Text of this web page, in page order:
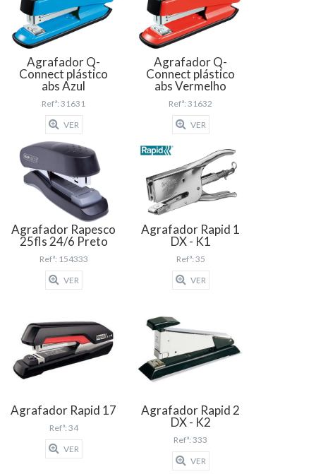
Agrafador Q-
Connect plástico
abs Azul
Refª: 31631
VER
Agrafador Q-
Connect plástico
abs Vermelho
Refª: 31632
VER
Agrafador Rapesco
25fls 24/6 Preto
Refª: 154333
VER
Agrafador Rapid 1
DX - K1
Refª: 35
VER
Agrafador Rapid 17
Refª: 34
VER
Agrafador Rapid 2
DX - K2
Refª: 333
VER